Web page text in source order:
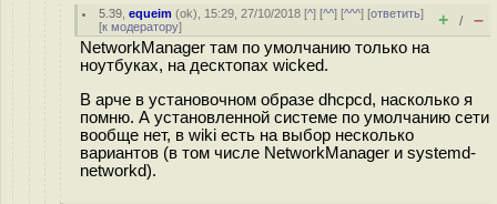
5.39 ,equeim (ok), 15:29, 27/10/2018 [^] [^^] [^^^] [ответить]
[к модератору] + / –
NetworkManager там по умолчанию только на
ноутбуках, на десктопах wicked.
В арче в установочном образе dhcpcd, насколько я
помню. А установленной системе по умолчанию сети
вообще нет, в wiki есть на выбор несколько
вариантов (в том числе NetworkManager и systemd-
networkd).